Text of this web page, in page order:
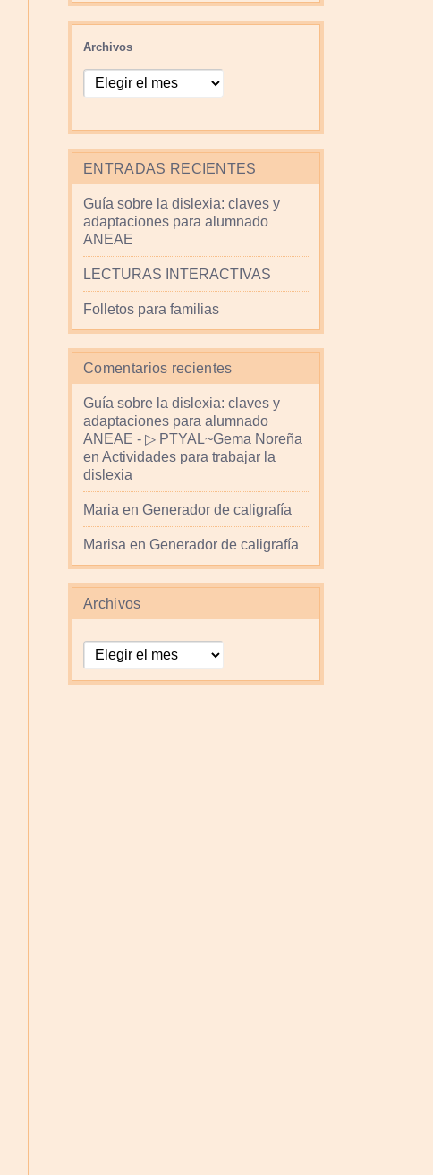
Archivos
ENTRADAS RECIENTES
Guía sobre la dislexia: claves y
adaptaciones para alumnado
ANEAE
LECTURAS INTERACTIVAS
Folletos para familias
Comentarios recientes
Guía sobre la dislexia: claves y
adaptaciones para alumnado
ANEAE - ▷ PTYAL~Gema Noreña
en Actividades para trabajar la
dislexia
Maria en Generador de caligrafía
Marisa en Generador de caligrafía
Archivos
Archivos